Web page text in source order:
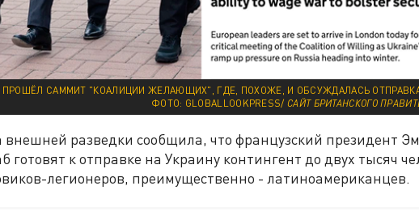
ПРОШЁЛ САММИТ "КОАЛИЦИИ ЖЕЛАЮЩИХ", ГДЕ, ПОХОЖЕ, И ОБСУЖДАЛАСЬ
ФОТО: GLOBALLOOKPRESS/ САЙТ БРИТАНСКОГО
разведки сообщила, что французский президент
к отправке на Украину контингент до двух тысяч
легионеров, преимущественно - латиноамериканцев.